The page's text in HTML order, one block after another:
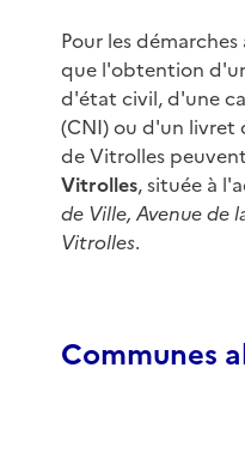
Pour les
que l'obtention
d'état civil, d'une
(CNI) ou d'un livret
de Vitrolles
Vitrolles, située à
de Ville, Avenue de
Vitrolles.
Communes